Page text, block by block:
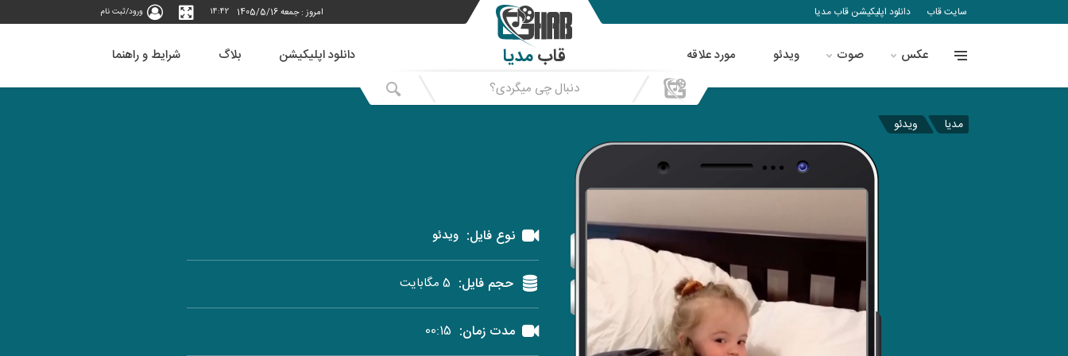
سایت قاب دانلود اپلیکیشن قاب مدیا امروز : جمعه 1405/5/16 14:42 ورود/ثبت نام
عکس صوت ویدئو مورد علاقه قابمدیا دانلود اپلیکیشن بلاگ شرایط و راهنما
مدیا ویدئو
نوع فایل: ویدئو
حجم فایل: 5 مگابایت
مدت زمان: 00:15